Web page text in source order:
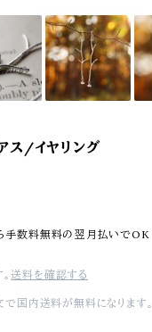
ス/イヤリング
手数料無料の 翌月払いでOK
送料を確認する
国内送料が無料になります。